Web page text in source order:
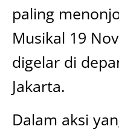
paling
Musikal 19
digelar di
Jakarta.
Dalam aksi